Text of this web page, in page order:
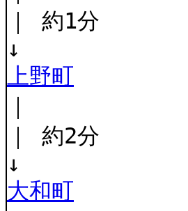
｜ 約1分
↓
上野町
｜ 約2分
↓
大和町